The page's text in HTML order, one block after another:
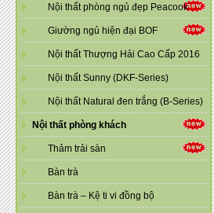
Nội thất phòng ngủ đẹp Peacook
Giường ngủ hiện đại BOF
Nội thất Thượng Hải Cao Cấp 2016
Nội thất Sunny (DKF-Series)
Nội thất Natural đen trắng (B-Series)
Nội thất phòng khách
Thảm trải sàn
Bàn trà
Bàn trà – Kệ ti vi đồng bộ